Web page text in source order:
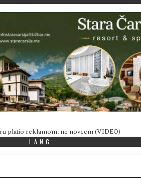
platio reklamom, ne novcem (VIDEO)
LANG